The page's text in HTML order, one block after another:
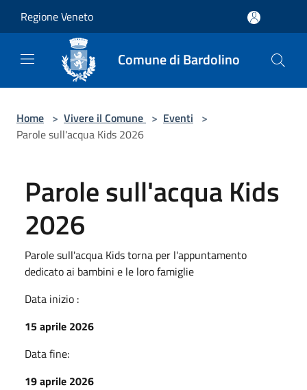
Regione Veneto
Comune di Bardolino
Home > Vivere il Comune > Eventi >
Parole sull'acqua Kids 2026
Parole sull'acqua Kids
2026
Parole sull'acqua Kids torna per l'appuntamento
dedicato ai bambini e le loro famiglie
Data inizio :
15 aprile 2026
Data fine:
19 aprile 2026